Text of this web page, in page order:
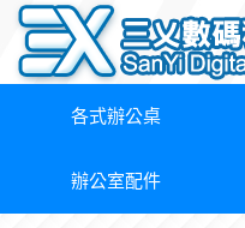
各式辦公桌
辦公室配件